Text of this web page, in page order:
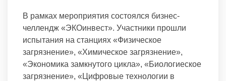
В рамках мероприятия состоялся бизнес-
челлендж «ЭКОинвест». Участники прошли
испытания на станциях «Физическое
загрязнение», «Химическое загрязнение»,
«Экономика замкнутого цикла», «Биологиеское
загрязнение», «Цифровые технологии в